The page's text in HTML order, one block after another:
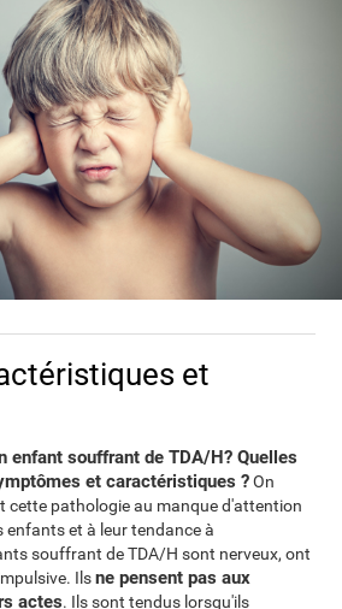
et
enfant souffrant de TDA/H? Quelles
et caractéristiques ?On
cette pathologie au manque d'attention
et à leur tendance à
souffrant de TDA/H sont nerveux, ont
Ilsne pensent pas aux
actes. Ils sont tendus lorsqu'ils